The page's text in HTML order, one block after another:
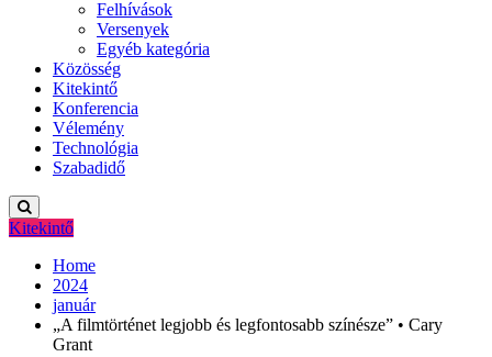
Felhívások
Versenyek
Egyéb kategória
Közösség
Kitekintő
Konferencia
Vélemény
Technológia
Szabadidő
Kitekintő
Home
2024
január
„A filmtörténet legjobb és legfontosabb színésze” • Cary
Grant